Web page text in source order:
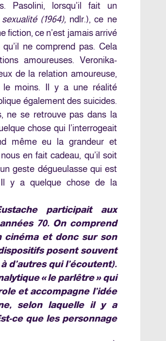
Pasolini, lorsqu’il fait un
(1964), ndlr.), ce ne
fiction, ce n’est jamais arrivé
ne comprend pas. Cela
amoureuses. Veronika-
de la relation amoureuse,
le moins. Il y a une réalité
également des suicides.
ne se retrouve pas dans la
chose qui l’interrogeait
même eu la grandeur et
en fait cadeau, qu’il soit
geste dégueulasse qui est
Il y a quelque chose de la
participait aux
70. On comprend
cinéma et donc sur son
posent souvent
d’autres qui l’écoutent).
« le parlêtre » qui
et accompagne l’idée
selon laquelle il y a
ce que les personnage